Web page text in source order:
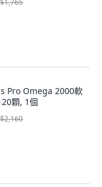
$1,765
Pro Omega 2000軟
顆, 1個
$2,160